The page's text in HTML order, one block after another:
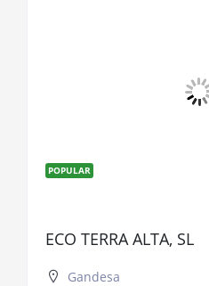
POPULAR
ECO TERRA ALTA, SL
Gandesa